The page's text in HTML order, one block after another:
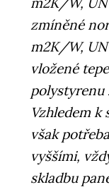
zmíněné
m2K/W,
vložené
polystyrenu
Vzhledem k
však
vyššími,
skladbu